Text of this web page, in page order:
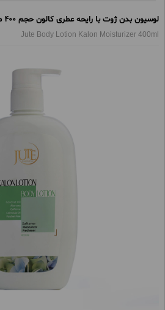
لوسیون بدن ژوت با رایحه عطری کالون حجم 400 میل
Jute Body Lotion Kalon Moisturizer 400ml